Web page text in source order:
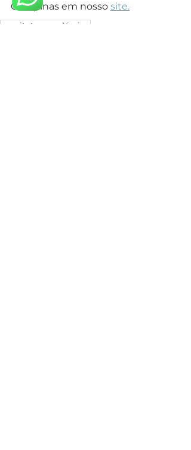
Campinas em nosso site.
arquiteto neoclássico